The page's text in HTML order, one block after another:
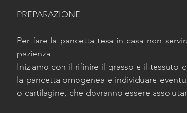
PREPARAZIONE
Per fare la pancetta tesa in casa non
pazienza.
Iniziamo con il rifinire il grasso e il tessuto
la pancetta omogenea e individuare
o cartilagine, che dovranno essere